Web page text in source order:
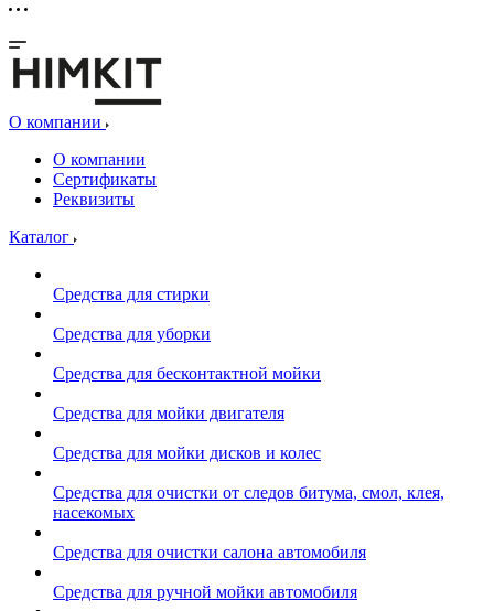
О компании
О компании
Сертификаты
Реквизиты
Каталог
Средства для стирки
Средства для уборки
Средства для бесконтактной мойки
Средства для мойки двигателя
Средства для мойки дисков и колес
Средства для очистки от следов битума, смол, клея,
насекомых
Средства для очистки салона автомобиля
Средства для ручной мойки автомобиля